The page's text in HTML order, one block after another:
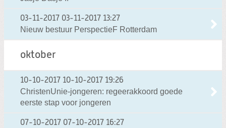
03-11-2017 03-11-2017 13:27
Nieuw bestuur PerspectieF Rotterdam
oktober
10-10-2017 10-10-2017 19:26
ChristenUnie-jongeren: regeerakkoord goede
eerste stap voor jongeren
07-10-2017 07-10-2017 16:27